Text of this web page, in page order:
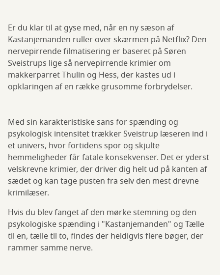
Er du klar til at gyse med, når en ny sæson af
Kastanjemanden ruller over skærmen på Netflix? Den
nervepirrende filmatisering er baseret på Søren
Sveistrups lige så nervepirrende krimier om
makkerparret Thulin og Hess, der kastes ud i
opklaringen af en række grusomme forbrydelser.
Med sin karakteristiske sans for spænding og
psykologisk intensitet trækker Sveistrup læseren ind i
et univers, hvor fortidens spor og skjulte
hemmeligheder får fatale konsekvenser. Det er yderst
velskrevne krimier, der driver dig helt ud på kanten af
sædet og kan tage pusten fra selv den mest drevne
krimilæser.
Hvis du blev fanget af den mørke stemning og den
psykologiske spænding i "Kastanjemanden" og Tælle
til en, tælle til to, findes der heldigvis flere bøger, der
rammer samme nerve.